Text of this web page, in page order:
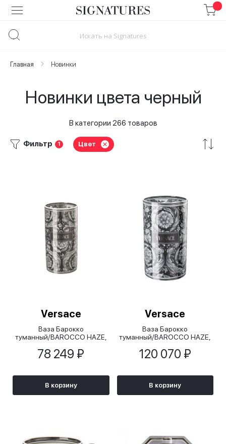
Skip
to
Главная Новинки
Новинки цвета черный
В категории 266 товаров
Фильтр 1 Цвет
Versace
Ваза Барокко
туманный/BAROCCO HAZE,
78 249 ₽
В корзину
Versace
Ваза Барокко
туманный/BAROCCO HAZE,
120 070 ₽
В корзину